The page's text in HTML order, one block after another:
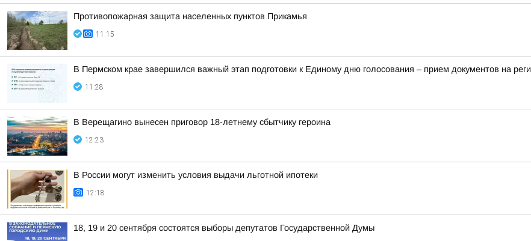
Противопожарная защита населенных пунктов Прикамья
11:15
В Пермском крае завершился важный этап подготовки к Единому дню голосования – прием документов на
11:28
В Верещагино вынесен приговор 18-летнему сбытчику героина
12:23
В России могут изменить условия выдачи льготной ипотеки
12:18
18, 19 и 20 сентября состоятся выборы депутатов Государственной Думы